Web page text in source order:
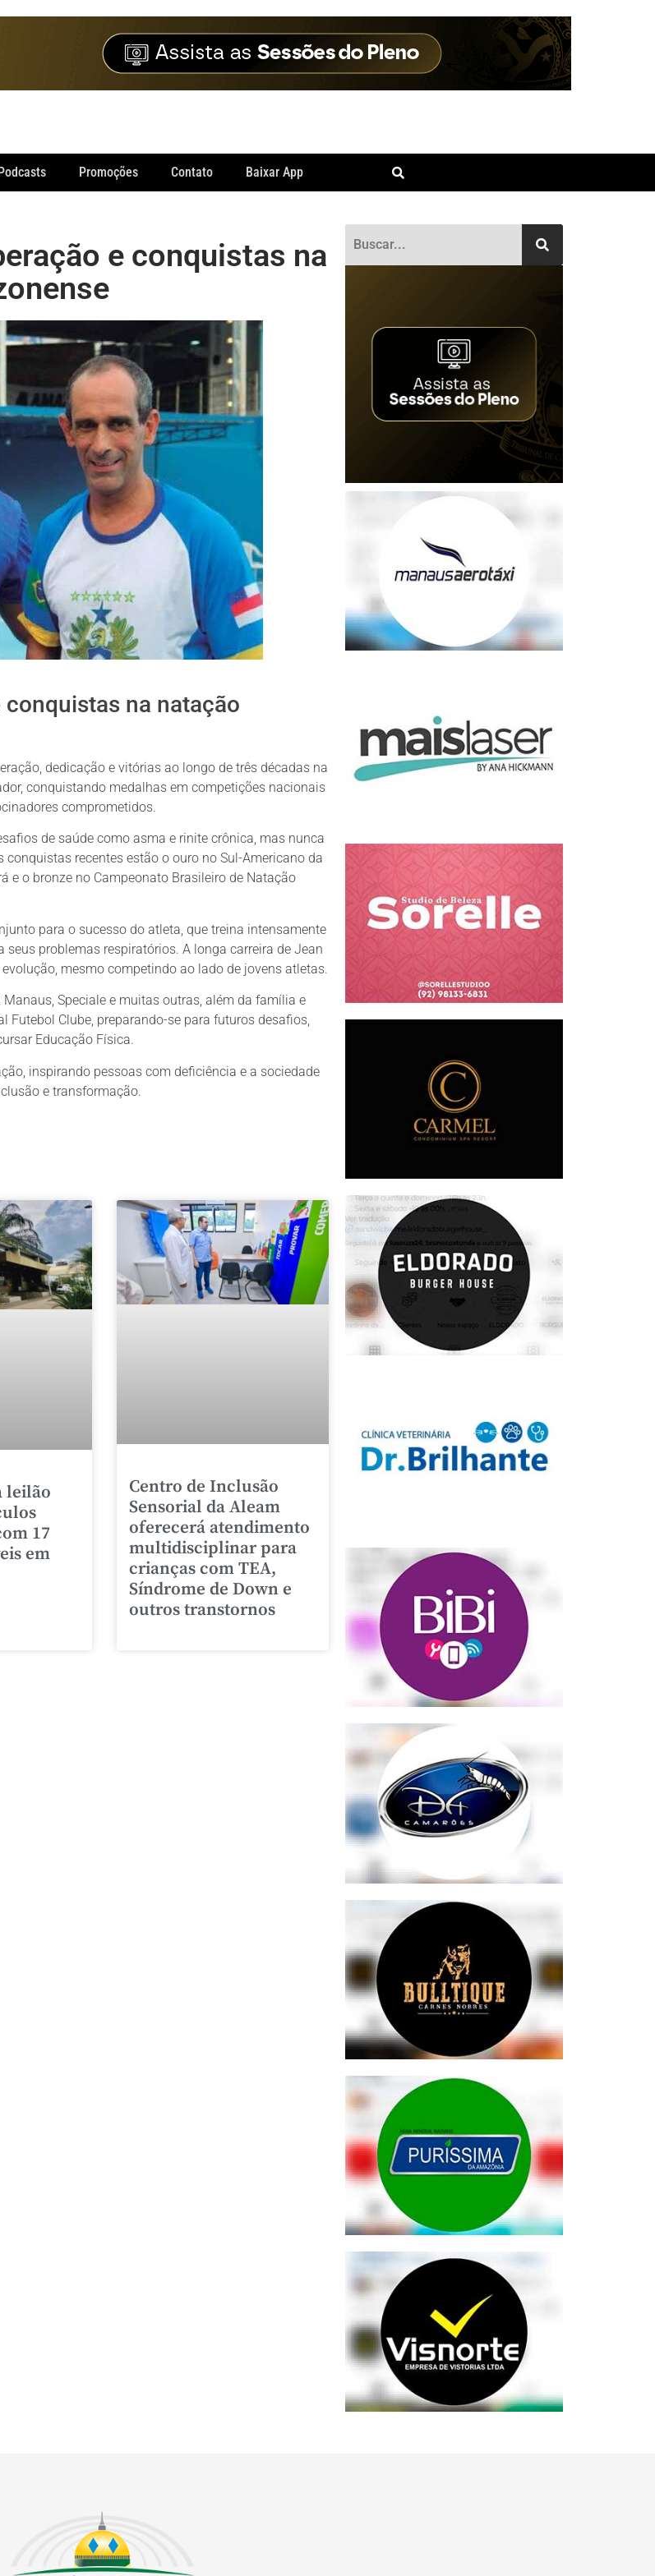
Promoções Contato Baixar App
e conquistas na
na natação
dedicação e vitórias ao longo de três décadas na
conquistando medalhas em competições nacionais
comprometidos.
de saúde como asma e rinite crônica, mas nunca
recentes estão o ouro no Sul-Americano da
e o bronze no Campeonato Brasileiro de Natação
para o sucesso do atleta, que treina intensamente
problemas respiratórios. A longa carreira de Jean
mesmo competindo ao lado de jovens atletas.
Speciale e muitas outras, além da família e
Clube, preparando-se para futuros desafios,
Educação Física.
inspirando pessoas com deficiência e a sociedade
e transformação.
leilão
17
em
Centro de Inclusão
Sensorial da Aleam
oferecerá atendimento
multidisciplinar para
crianças com TEA,
Síndrome de Down e
outros transtornos